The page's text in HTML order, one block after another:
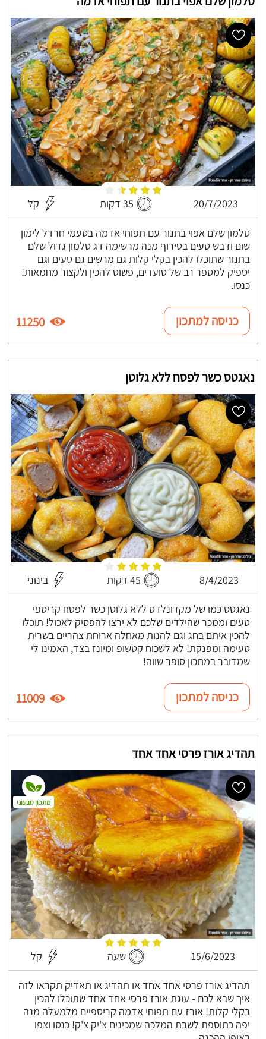
20/7/2023 35 דקות קל
סלמון שלם אפוי בתנור עם תפוחי אדמה בטעמי חרדל לימון
שום ודבש טעים בטירוף מנה מרשימה דג סלמון גדול שלם
בתנור שתוכלו להכין בקלי קלות גם מרשים גם טעים וגם
יספיק למספר רב של סועדים, פשוט להכין ולקצור מחמאות!
כנסו.
כניסה למתכון 11250
נאגטס כשר לפסח ללא גלוטן
8/4/2023 45 דקות בינוני
נאגטס כמו של מקדונלדס ללא גלוטן כשר לפסח קריספי
טעים וממכר שהילדים שלכם לא ירצו להפסיק לאכול! תוכלו
להכין איתם בחג וגם להנות מאחלה ארוחת צהריים בשרית
טעימה ומפנקת! לא לשכוח קטשופ ומיונז בצד, האמינו לי
שמדובר במתכון סופר שווה!
כניסה למתכון 11009
תהדיג אורז פרסי אחד אחד
15/6/2023 שעה קל
תהדיג אורז פרסי אחד אחד או תהדיג או תאדיק תקראו לזה
איך שבא לכם - עוגת אורז פרסי אחד אחד שתוכלו להכין
בקלי קלות! אורז עם תפוחי אדמה קריספיים מלמעלה מנה
יפה כתוספת לשבת המלכה שמכינים צ'יק צ'ק! כנסו וצפו
מתכון טבעוני